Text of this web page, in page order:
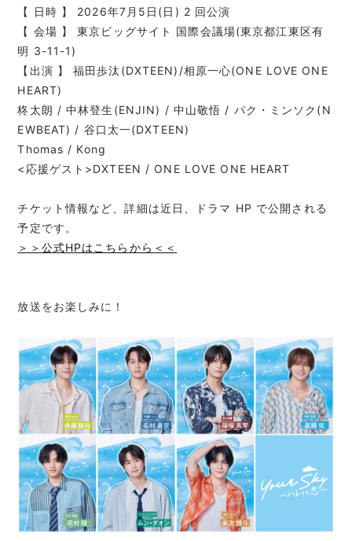
【 日時 】 2026年7月5日(日) 2 回公演
【 会場 】 東京ビッグサイト 国際会議場(東京都江東区有
明 3-11-1)
【出演 】 福田歩汰(DXTEEN)/相原一心(ONE LOVE ONE
HEART)
柊太朗 / 中林登生(ENJIN) / 中山敬悟 / パク・ミンソク(N
EWBEAT) / 谷口太一(DXTEEN)
Thomas / Kong
<応援ゲスト>DXTEEN / ONE LOVE ONE HEART
チケット情報など、詳細は近日、ドラマ HP で公開される
予定です。
＞＞公式HPはこちらから＜＜
放送をお楽しみに！